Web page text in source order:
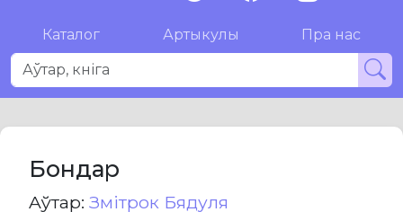
Каталог Артыкулы Пра нас
Бондар
Aўтар: Змітрок Бядуля